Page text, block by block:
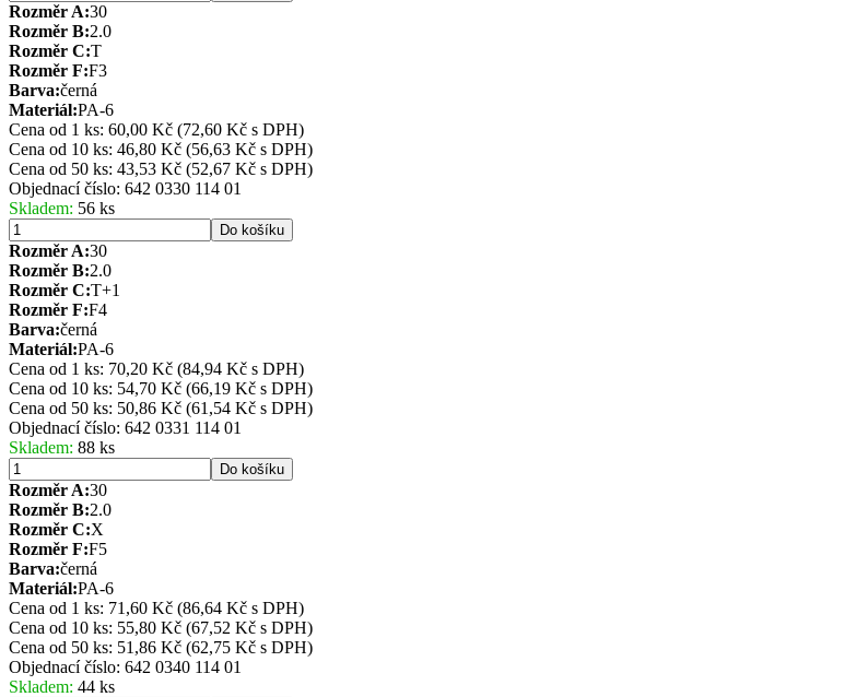
Rozměr A:30
Rozměr B:2.0
Rozměr C:T
Rozměr F:F3
Barva:černá
Materiál:PA-6
Cena od 1 ks: 60,00 Kč (72,60 Kč s DPH)
Cena od 10 ks: 46,80 Kč (56,63 Kč s DPH)
Cena od 50 ks: 43,53 Kč (52,67 Kč s DPH)
Objednací číslo: 642 0330 114 01
Skladem: 56 ks
Do košíku
Rozměr A:30
Rozměr B:2.0
Rozměr C:T+1
Rozměr F:F4
Barva:černá
Materiál:PA-6
Cena od 1 ks: 70,20 Kč (84,94 Kč s DPH)
Cena od 10 ks: 54,70 Kč (66,19 Kč s DPH)
Cena od 50 ks: 50,86 Kč (61,54 Kč s DPH)
Objednací číslo: 642 0331 114 01
Skladem: 88 ks
Do košíku
Rozměr A:30
Rozměr B:2.0
Rozměr C:X
Rozměr F:F5
Barva:černá
Materiál:PA-6
Cena od 1 ks: 71,60 Kč (86,64 Kč s DPH)
Cena od 10 ks: 55,80 Kč (67,52 Kč s DPH)
Cena od 50 ks: 51,86 Kč (62,75 Kč s DPH)
Objednací číslo: 642 0340 114 01
Skladem: 44 ks